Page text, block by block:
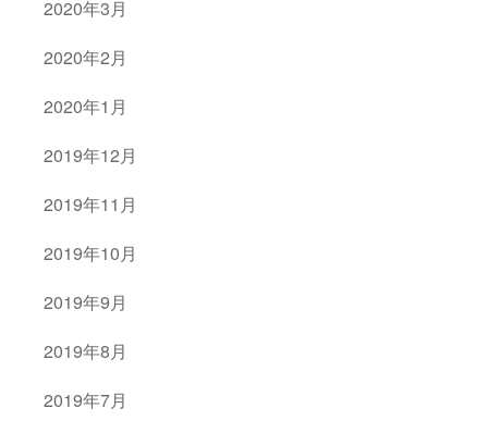
2020年3月
2020年2月
2020年1月
2019年12月
2019年11月
2019年10月
2019年9月
2019年8月
2019年7月